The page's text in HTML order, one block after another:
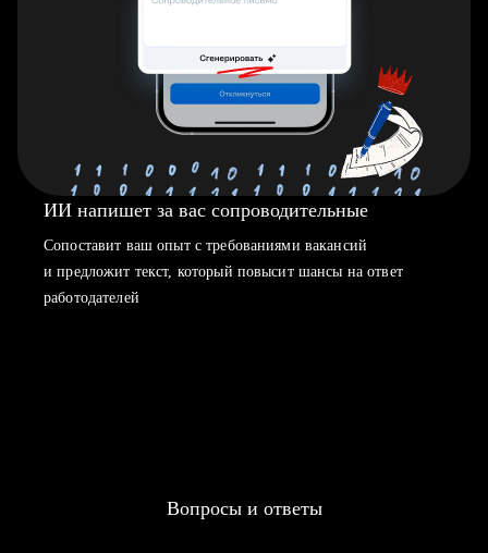
ИИ напишет за вас сопроводительные
Сопоставит ваш опыт с требованиями вакансий
и предложит текст, который повысит шансы на ответ
работодателей
Вопросы и ответы